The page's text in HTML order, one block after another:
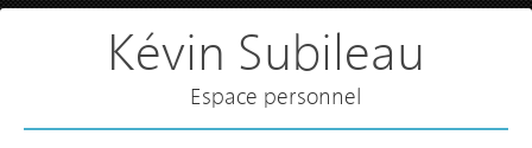
Kévin Subileau
Espace personnel